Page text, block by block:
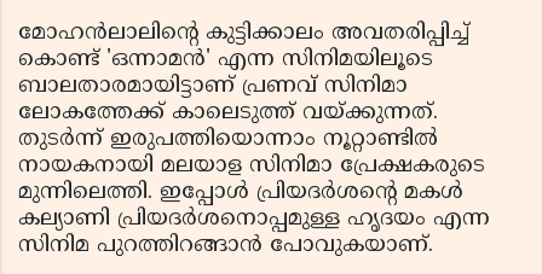
മോഹന്‍ലാലിന്റെ കുട്ടിക്കാലം അവതരിപ്പിച്ച്
കൊണ്ട് 'ഒന്നാമന്‍' എന്ന സിനിമയിലൂടെ
ബാലതാരമായിട്ടാണ് പ്രണവ് സിനിമാ
ലോകത്തേക്ക് കാലെടുത്ത് വയ്ക്കുന്നത്.
തുടര്‍ന്ന് ഇരുപത്തിയൊന്നാം നൂറ്റാണ്ടില്‍
നായകനായി മലയാള സിനിമാ പ്രേക്ഷകരുടെ
മുന്നിലെത്തി. ഇപ്പോള്‍ പ്രിയദര്‍ശന്റെ മകള്‍
കല്യാണി പ്രിയദര്‍ശനൊപ്പമുള്ള ഹൃദയം എന്ന
സിനിമ പുറത്തിറങ്ങാന്‍ പോവുകയാണ്.